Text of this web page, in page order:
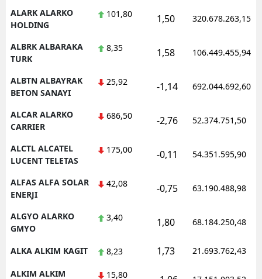
ALARK ALARKO
HOLDING
101,80 1,50 320.678.263,15
ALBRK ALBARAKA
TURK
8,35 1,58 106.449.455,94
ALBTN ALBAYRAK
BETON SANAYI
25,92 -1,14 692.044.692,60
ALCAR ALARKO
CARRIER
686,50 -2,76 52.374.751,50
ALCTL ALCATEL
LUCENT TELETAS
175,00 -0,11 54.351.595,90
ALFAS ALFA SOLAR
ENERJI
42,08 -0,75 63.190.488,98
ALGYO ALARKO
GMYO
3,40 1,80 68.184.250,48
ALKA ALKIM KAGIT 8,23 1,73 21.693.762,43
ALKIM ALKIM
15,80